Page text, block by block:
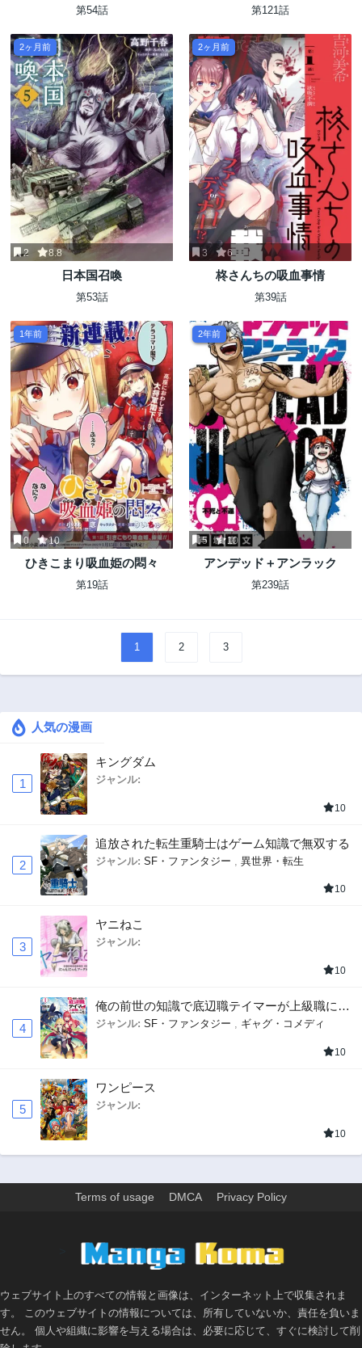
第54話 第121話
2ヶ月前
2 8.8
日本国召喚
第53話
2ヶ月前
3 6
柊さんちの吸血事情
第39話
1年前
0 10
ひきこまり吸血姫の悶々
第19話
2年前
5 10
アンデッド＋アンラック
第239話
1 2 3
人気の漫画
1
キングダム
ジャンル:
10
2
追放された転生重騎士はゲーム知識で無双する
ジャンル: SF・ファンタジー 異世界・転生
10
3
ヤニねこ
ジャンル:
10
4
俺の前世の知識で底辺職テイマーが上級職にな
ってしまいそうな件
ジャンル: SF・ファンタジー , ギャグ・コメディ
10
5
ワンピース
ジャンル:
10
Terms of usage DMCA Privacy Policy
ウェブサイト上のすべての情報と画像は、インターネット上で収集されま
す。 このウェブサイトの情報については、所有していないか、責任を負いま
せん。 個人や組織に影響を与える場合は、必要に応じて、すぐに検討して削